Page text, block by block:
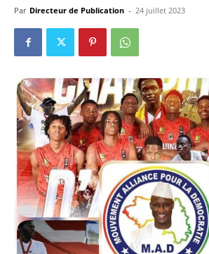
Par Directeur de Publication - 24 juillet 2023